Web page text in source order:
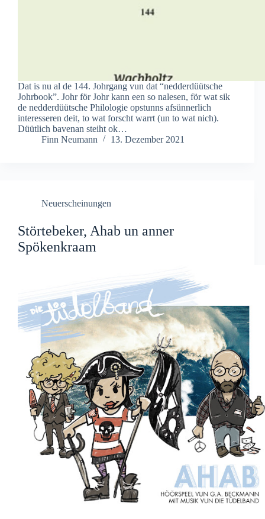
Dat is nu al de 144. Johrgang vun dat “nedderdüütsche
Johrbook”. Johr för Johr kann een so nalesen, för wat sik
de nedderdüütsche Philologie opstunns afsünnerlich
interesseren deit, to wat forscht warrt (un to wat nich).
Düütlich bavenan steiht ok…
Finn Neumann
13. Dezember 2021
Neuerscheinungen
Störtebeker, Ahab un anner
Spökenkraam